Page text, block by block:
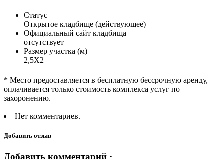
Статус
Открытое кладбище (действующее)
Официальный сайт кладбища
отсутствует
Размер участка (м)
2,5Х2
* Место предоставляется в бесплатную бессрочную аренду,
оплачивается только стоимость комплекса услуг по
захоронению.
Нет комментариев.
Добавить отзыв
Добавить комментарий ·